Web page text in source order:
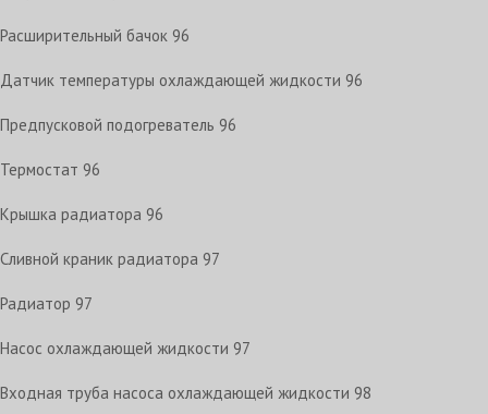
Расширительный бачок 96
Датчик температуры охлаждающей жидкости 96
Предпусковой подогреватель 96
Термостат 96
Крышка радиатора 96
Сливной краник радиатора 97
Радиатор 97
Насос охлаждающей жидкости 97
Входная труба насоса охлаждающей жидкости 98